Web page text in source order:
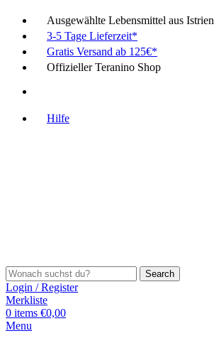
Ausgewählte Lebensmittel aus Istrien
3-5 Tage Lieferzeit*
Gratis Versand ab 125€*
Offizieller Teranino Shop
Hilfe
Search
Login / Register
Merkliste
0 items €0,00
Menu